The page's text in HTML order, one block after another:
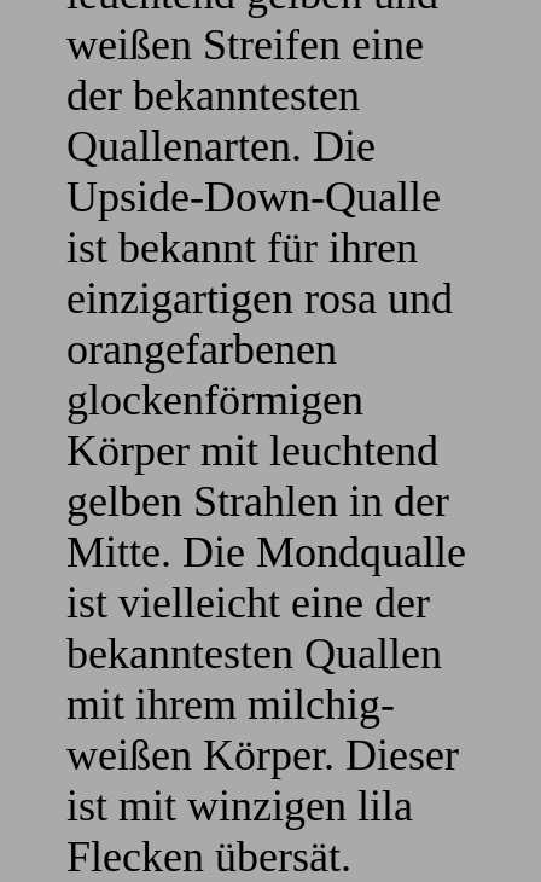
weißen Streifen eine
der bekanntesten
Quallenarten. Die
Upside-Down-Qualle
ist bekannt für ihren
einzigartigen rosa und
orangefarbenen
glockenförmigen
Körper mit leuchtend
gelben Strahlen in der
Mitte. Die Mondqualle
ist vielleicht eine der
bekanntesten Quallen
mit ihrem milchig-
weißen Körper. Dieser
ist mit winzigen lila
Flecken übersät.